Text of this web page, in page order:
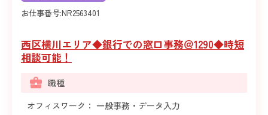
お仕事番号:NR2563401
西区横川エリア◆銀行での窓口事務＠1290◆時短
相談可能！
職種
オフィスワーク： 一般事務・データ入力